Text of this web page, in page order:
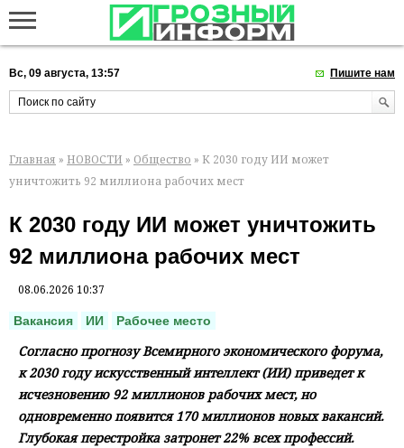
Вс, 09 августа, 13:57 Пишите нам
Главная » НОВОСТИ » Общество » К 2030 году ИИ может
уничтожить 92 миллиона рабочих мест
К 2030 году ИИ может уничтожить
92 миллиона рабочих мест
08.06.2026 10:37
Вакансия ИИ Рабочее место
Согласно прогнозу Всемирного экономического форума,
к 2030 году искусственный интеллект (ИИ) приведет к
исчезновению 92 миллионов рабочих мест, но
одновременно появится 170 миллионов новых вакансий.
Глубокая перестройка затронет 22% всех профессий.